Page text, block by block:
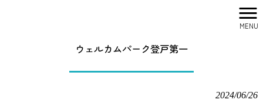
MENU
ウェルカムパーク登戸第一
ウェルカムパーク登戸第一
2024/06/26